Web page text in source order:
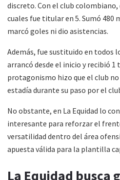
discreto. Con el club
cuales fue titular en 5. Sumó 480
marcó goles ni dio asistencias.
Además, fue sustituido en todos
arrancó desde el inicio y recibió
protagonismo hizo que el club no
estadía durante su paso por el
No obstante, en La Equidad lo
interesante para reforzar el
versatilidad dentro del área
apuesta válida para la plantilla
La Equidad busca